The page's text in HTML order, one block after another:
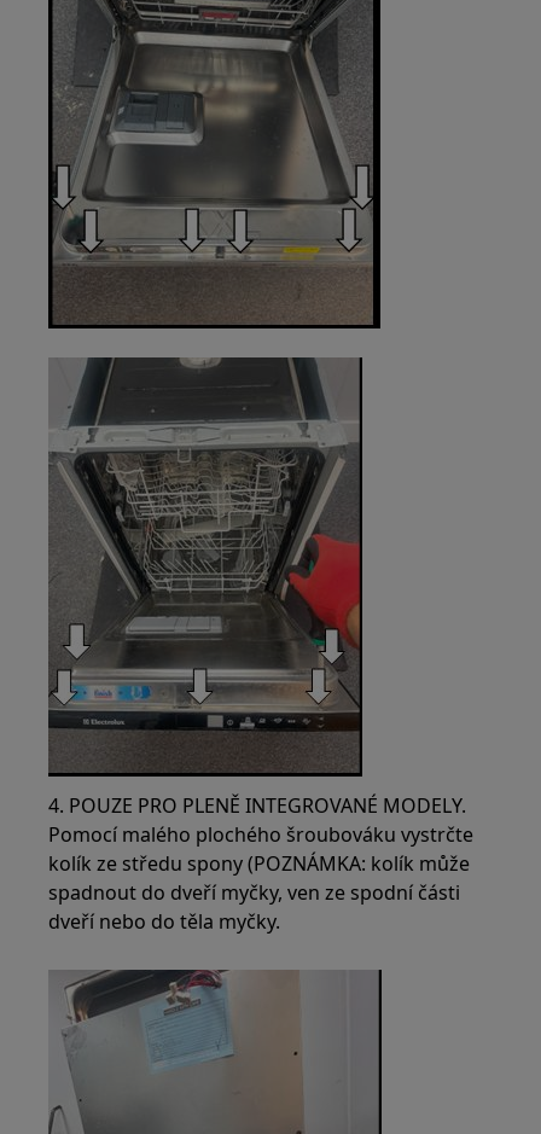
4. POUZE PRO PLENĚ INTEGROVANÉ MODELY.
Pomocí malého plochého šroubováku vystrčte
kolík ze středu spony (POZNÁMKA: kolík může
spadnout do dveří myčky, ven ze spodní části
dveří nebo do těla myčky.